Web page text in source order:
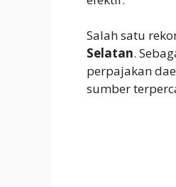
Salah satu
Selatan.
perpajakan
sumber